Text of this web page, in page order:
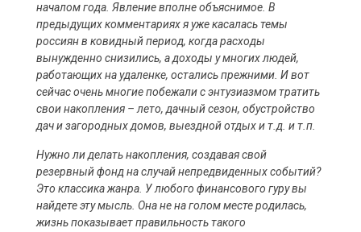
началом года. Явление вполне объяснимое. В
предыдущих комментариях я уже касалась темы
россиян в ковидный период, когда расходы
вынужденно снизились, а доходы у многих людей,
работающих на удаленке, остались прежними. И вот
сейчас очень многие побежали с энтузиазмом тратить
свои накопления – лето, дачный сезон, обустройство
дач и загородных домов, выездной отдых и т.д. и т.п.
Нужно ли делать накопления, создавая свой
резервный фонд на случай непредвиденных событий?
Это классика жанра. У любого финансового гуру вы
найдете эту мысль. Она не на голом месте родилась,
жизнь показывает правильность такого